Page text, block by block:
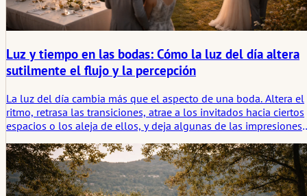
Luz y tiempo en las bodas: Cómo la luz del día altera
sutilmente el flujo y la percepción
La luz del día cambia más que el aspecto de una boda. Altera el
ritmo, retrasa las transiciones, atrae a los invitados hacia ciertos
espacios o los aleja de ellos, y deja algunas de las impresiones